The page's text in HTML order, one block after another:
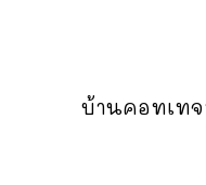
บ้านคอทเท